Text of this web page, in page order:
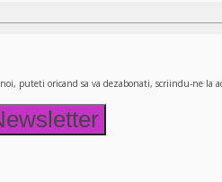
oricand sa va dezabonati, scriindu-ne la